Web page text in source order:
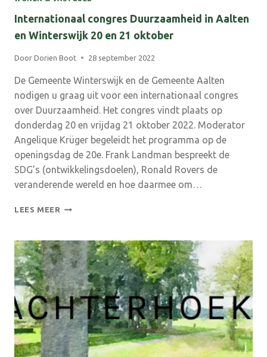
Internationaal congres Duurzaamheid in Aalten
en Winterswijk 20 en 21 oktober
Door Dorien Boot 28 september 2022
De Gemeente Winterswijk en de Gemeente Aalten
nodigen u graag uit voor een internationaal congres
over Duurzaamheid. Het congres vindt plaats op
donderdag 20 en vrijdag 21 oktober 2022. Moderator
Angelique Krüger begeleidt het programma op de
openingsdag de 20e. Frank Landman bespreekt de
SDG’s (ontwikkelingsdoelen), Ronald Rovers de
veranderende wereld en hoe daarmee om…
LEES MEER INTERNATIONAAL
IN
AALTEN
EN
WINTERSWIJK
20
EN
21
OKTOBER